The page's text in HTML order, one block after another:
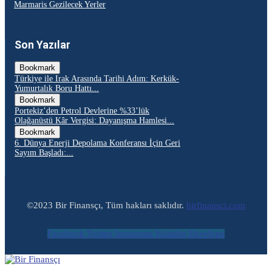
Marmaris Gezilecek Yerler
Son Yazılar
Bookmark
Türkiye ile Irak Arasında Tarihi Adım: Kerkük-
Yumurtalık Boru Hattı...
Bookmark
Portekiz’den Petrol Devlerine %33’lük
Olağanüstü Kâr Vergisi: Dayanışma Hamlesi...
Bookmark
6. Dünya Enerji Depolama Konferansı İçin Geri
Sayım Başladı:...
©2023 Bir Finansçı, Tüm hakları saklıdır. birfinansci.com
Facebook Twitter Instagram Youtube Envelope